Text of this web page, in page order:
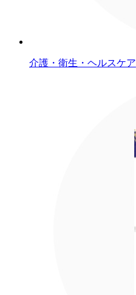
介護・衛生・ヘルスケア